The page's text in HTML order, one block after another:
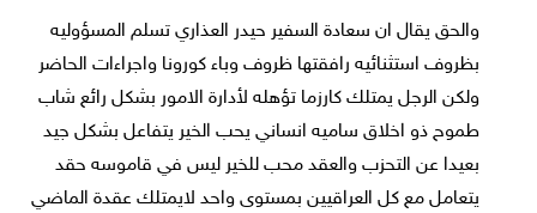
والحق يقال ان سعادة السفير حيدر العذاري تسلم المسؤوليه
بظروف استثنائيه رافقتها ظروف وباء كورونا واجراءات الحاضر
ولكن الرجل يمتلك كارزما تؤهله لأدارة الامور بشكل رائع شاب
طموح ذو اخلاق ساميه انساني يحب الخير يتفاعل بشكل جيد
بعيدا عن التحزب والعقد محب للخير ليس في قاموسه حقد
يتعامل مع كل العراقيين بمستوى واحد لايمتلك عقدة الماضي